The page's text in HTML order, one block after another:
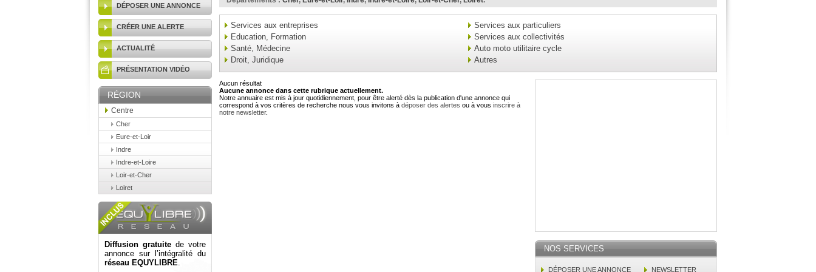
DÉPOSER UNE ANNONCE
CRÉER UNE ALERTE
ACTUALITÉ
PRÉSENTATION VIDÉO
RÉGION
Centre
Cher
Eure-et-Loir
Indre
Indre-et-Loire
Loir-et-Cher
Loiret
Diffusion gratuite de votre
annonce sur l’intégralité du
réseau EQUYLIBRE.
Services aux entreprises
Education, Formation
Santé, Médecine
Droit, Juridique
Services aux particuliers
Services aux collectivités
Auto moto utilitaire cycle
Autres
Aucun résultat
Aucune annonce dans cette rubrique actuellement.
Notre annuaire est mis à jour quotidiennement, pour être alerté dès la publication d'une annonce qui
correspond à vos critères de recherche nous vous invitons à déposer des alertes ou à vous inscrire à
notre newsletter.
NOS SERVICES
DÉPOSER UNE ANNONCE
NEWSLETTER